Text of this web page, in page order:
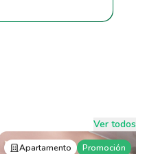
Ver todos
Apartamento Promoción